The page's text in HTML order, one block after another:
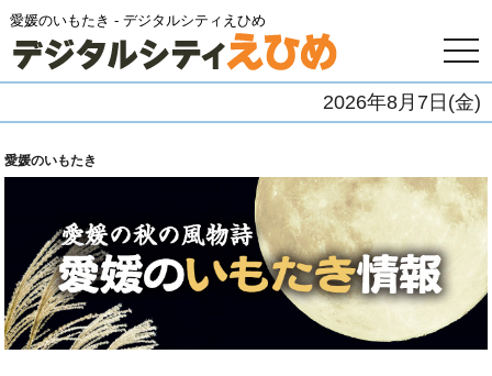
愛媛のいもたき - デジタルシティえひめ
2026年8月7日(金)
愛媛のいもたき